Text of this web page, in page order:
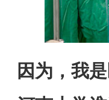
因为，我